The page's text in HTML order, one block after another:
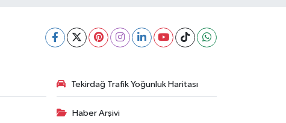
Tekirdağ Trafik Yoğunluk Haritası
Haber Arşivi